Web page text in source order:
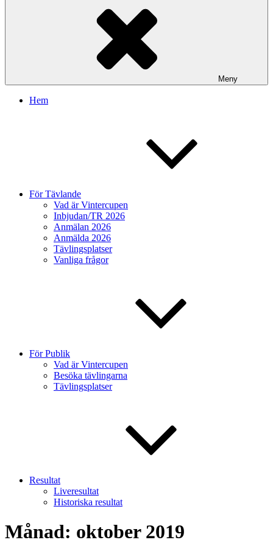
Meny
Hem
För Tävlande
Vad är Vintercupen
Inbjudan/TR 2026
Anmälan 2026
Anmälda 2026
Tävlingsplatser
Vanliga frågor
För Publik
Vad är Vintercupen
Besöka tävlingarna
Tävlingsplatser
Resultat
Liveresultat
Historiska resultat
Månad: oktober 2019